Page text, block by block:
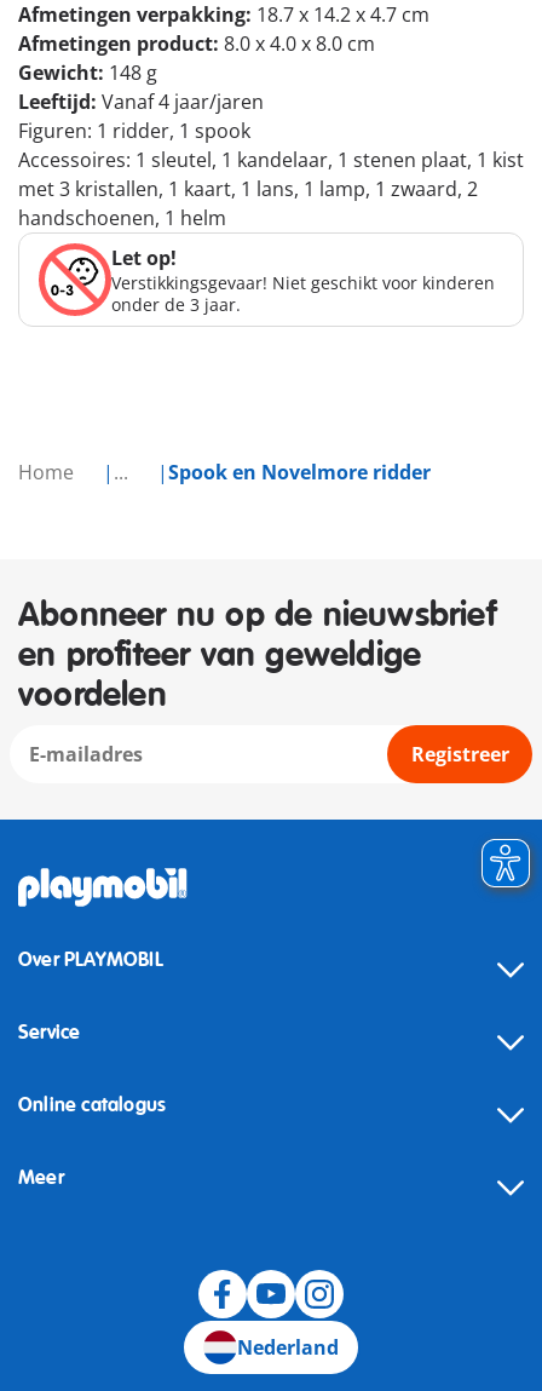
Home ... Spook en Novelmore ridder
Afmetingen verpakking: 18.7 x 14.2 x 4.7 cm
Afmetingen product: 8.0 x 4.0 x 8.0 cm
Gewicht: 148 g
Leeftijd: Vanaf 4 jaar/jaren
Figuren: 1 ridder, 1 spook
Accessoires: 1 sleutel, 1 kandelaar, 1 stenen plaat, 1 kist
met 3 kristallen, 1 kaart, 1 lans, 1 lamp, 1 zwaard, 2
handschoenen, 1 helm
Let op!
Verstikkingsgevaar! Niet geschikt voor kinderen
onder de 3 jaar.
Abonneer nu op de nieuwsbrief
en profiteer van geweldige
voordelen
Registreer
Over PLAYMOBIL
Service
Online catalogus
Meer
Nederland